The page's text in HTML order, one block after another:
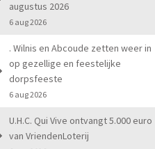
augustus 2026
6 aug 2026
. Wilnis en Abcoude zetten weer in
op gezellige en feestelijke
dorpsfeeste
6 aug 2026
U.H.C. Qui Vive ontvangt 5.000 euro
van VriendenLoterij